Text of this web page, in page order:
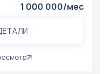
1 000 000/мес